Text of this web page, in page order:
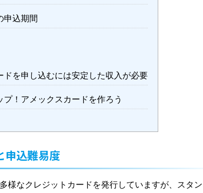
申込期間
ドを申し込むには安定した収入が必要
プ！アメックスカードを作ろう
申込難易度
様なクレジットカードを発行していますが、スタン